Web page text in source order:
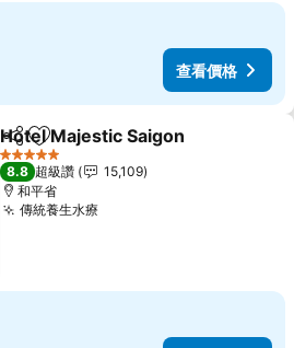
查看價格
分享 加入我的最愛
Hotel Majestic Saigon
5 星級
8.8 超級讚
15,109
和平省
傳統養生水療